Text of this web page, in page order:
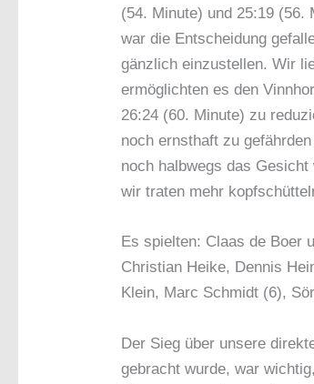
(54. Minute) und 25:19 (56.
war die Entscheidung
gänzlich einzustellen. Wir
ermöglichten es den
26:24 (60. Minute) zu
noch ernsthaft zu
noch halbwegs das
wir traten mehr
Es spielten: Claas de Boer
Christian Heike, Dennis
Klein, Marc Schmidt (6),
Der Sieg über unsere
gebracht wurde, war